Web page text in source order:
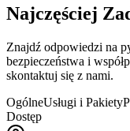
Najczęściej
Znajdź odpowiedzi na
bezpieczeństwa i
skontaktuj się z nami.
OgólneUsługi i Pakiety
Dostęp